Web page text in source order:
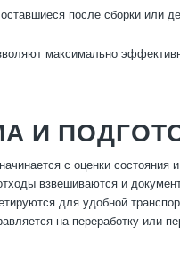
после сборки или
максимально
И
с оценки
взвешиваются и
для удобной
на переработку или